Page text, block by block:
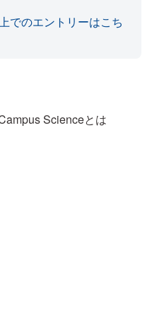
でのエントリーはこち
Scienceとは